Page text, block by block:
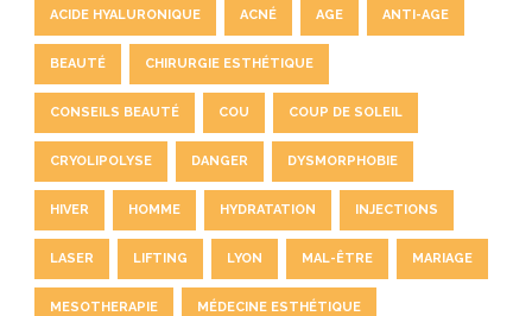
ACIDE HYALURONIQUE ACNÉ AGE ANTI-AGE
BEAUTÉ CHIRURGIE ESTHÉTIQUE
CONSEILS BEAUTÉ COU COUP DE SOLEIL
CRYOLIPOLYSE DANGER DYSMORPHOBIE
HIVER HOMME HYDRATATION INJECTIONS
LASER LIFTING LYON MAL-ÊTRE MARIAGE
MESOTHERAPIE MÉDECINE ESTHÉTIQUE